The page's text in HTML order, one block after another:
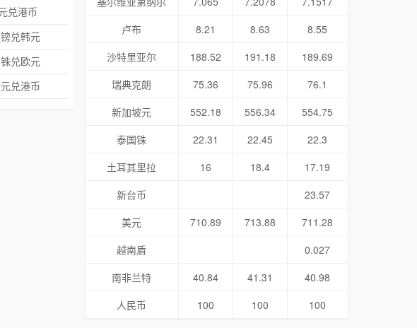
兑港币
兑韩元
兑欧元
兑港币
卢布
8.21 8.63
8.55
沙特里亚尔
188.52 191.18
189.69
瑞典克朗
75.36 75.96
76.1
新加坡元
552.18 556.34
554.75
泰国铢
22.31 22.45
22.3
土耳其里拉
16 18.4
17.19
新台币
23.57
美元
710.89 713.88
711.28
越南盾
0.027
南非兰特
40.84 41.31
40.98
人民币
100 100 100